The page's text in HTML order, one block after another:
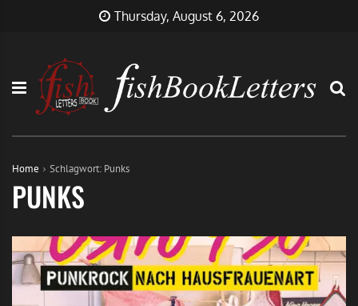
Thursday, August 6, 2026
Home Schlagwort: Punks
PUNKS